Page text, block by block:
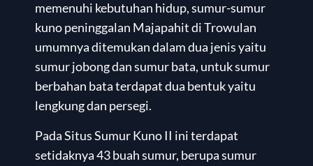
memenuhi kebutuhan hidup, sumur-sumur
kuno peninggalan Majapahit di Trowulan
umumnya ditemukan dalam dua jenis yaitu
sumur jobong dan sumur bata, untuk sumur
berbahan bata terdapat dua bentuk yaitu
lengkung dan persegi.
Pada Situs Sumur Kuno II ini terdapat
setidaknya 43 buah sumur, berupa sumur